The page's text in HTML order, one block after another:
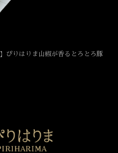
ぴりはりま山椒が香るとろとろ豚